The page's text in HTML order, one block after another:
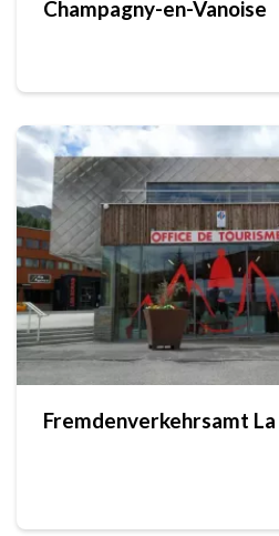
Champagny-en-Vanoise
Fremdenverkehrsamt